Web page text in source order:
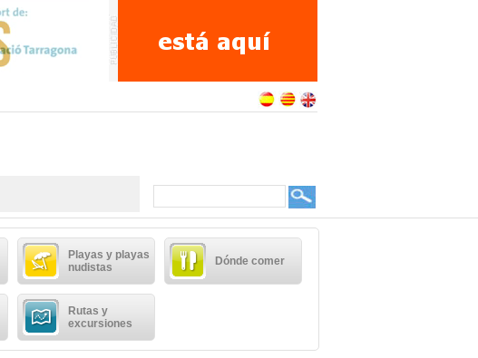
Playas y playas
nudistas
Dónde comer
Rutas y
excursiones